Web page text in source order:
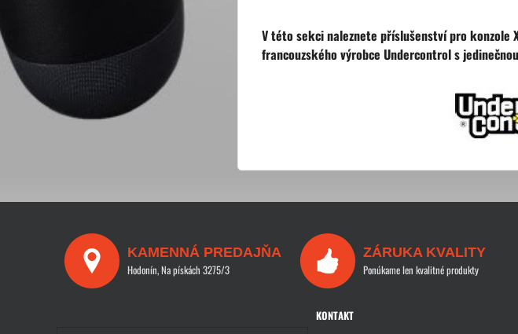
V této sekci naleznete příslušenství pro konzole
francouzského výrobce Undercontrol s
KAMENNÁ PREDAJŇA
Hodonín, Na pískách 3275/3
ZÁRUKA KVALITY
Ponúkame len kvalitné produkty
KONTAKT